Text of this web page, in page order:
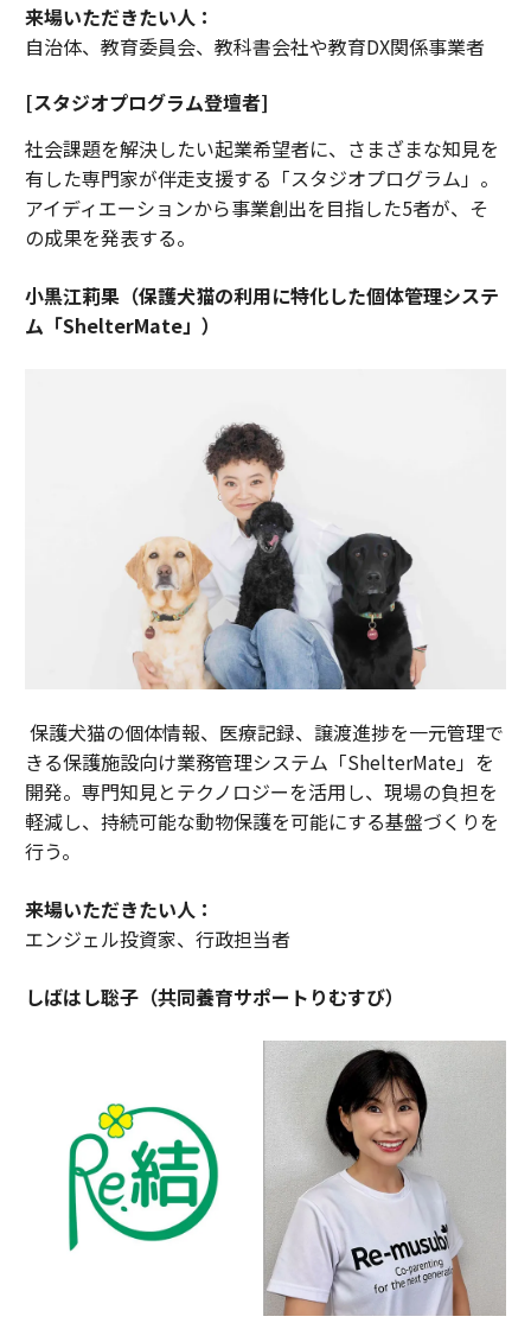
来場いただきたい人：
自治体、教育委員会、教科書会社や教育DX関係事業者
[スタジオプログラム登壇者]
社会課題を解決したい起業希望者に、さまざまな知見を
有した専門家が伴走支援する「スタジオプログラム」。
アイディエーションから事業創出を目指した5者が、そ
の成果を発表する。
小黒江莉果（保護犬猫の利用に特化した個体管理システ
ム「ShelterMate」）
保護犬猫の個体情報、医療記録、譲渡進捗を一元管理で
きる保護施設向け業務管理システム「ShelterMate」を
開発。専門知見とテクノロジーを活用し、現場の負担を
軽減し、持続可能な動物保護を可能にする基盤づくりを
行う。
来場いただきたい人：
エンジェル投資家、行政担当者
しばはし聡子（共同養育サポートりむすび）